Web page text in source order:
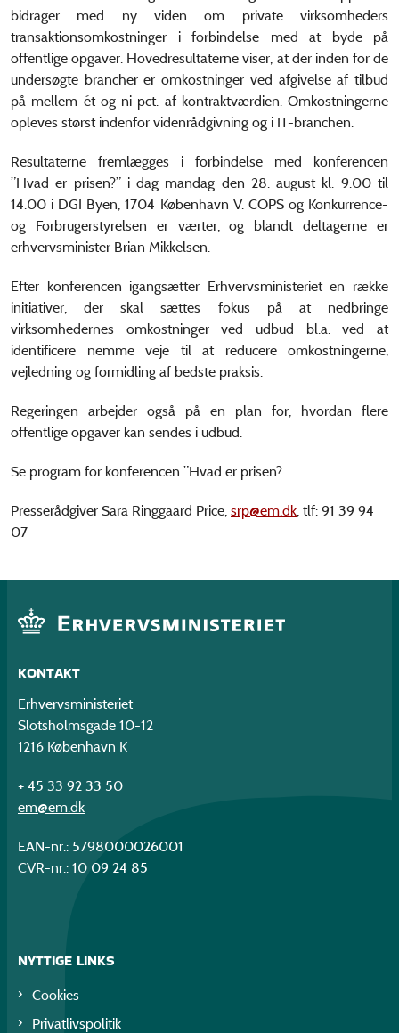
bidrager med ny viden om private virksomheders
transaktionsomkostninger i forbindelse med at byde på
offentlige opgaver. Hovedresultaterne viser, at der inden for de
undersøgte brancher er omkostninger ved afgivelse af tilbud
på mellem ét og ni pct. af kontraktværdien. Omkostningerne
opleves størst indenfor videnrådgivning og i IT-branchen.
Resultaterne fremlægges i forbindelse med konferencen
”Hvad er prisen?” i dag mandag den 28. august kl. 9.00 til
14.00 i DGI Byen, 1704 København V. COPS og Konkurrence-
og Forbrugerstyrelsen er værter, og blandt deltagerne er
erhvervsminister Brian Mikkelsen.
Efter konferencen igangsætter Erhvervsministeriet en række
initiativer, der skal sættes fokus på at nedbringe
virksomhedernes omkostninger ved udbud bl.a. ved at
identificere nemme veje til at reducere omkostningerne,
vejledning og formidling af bedste praksis.
Regeringen arbejder også på en plan for, hvordan flere
offentlige opgaver kan sendes i udbud.
Se program for konferencen ”Hvad er prisen?
Presserådgiver Sara Ringgaard Price, srp@em.dk, tlf: 91 39 94
07
KONTAKT
Erhvervsministeriet
Slotsholmsgade 10-12
1216 København K
+ 45 33 92 33 50
em@em.dk
EAN-nr.: 5798000026001
CVR-nr.: 10 09 24 85
NYTTIGE LINKS
Cookies
Privatlivspolitik